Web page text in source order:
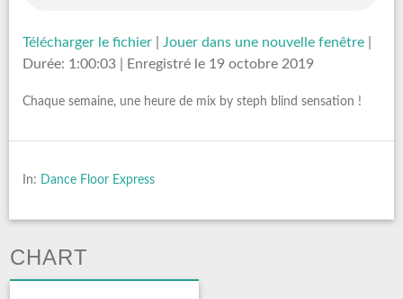
Télécharger le fichier Jouer dans une nouvelle fenêtre
Durée: 1:00:03
Enregistré le 19 octobre 2019
Chaque semaine, une heure de mix by steph blind sensation !
In: Dance Floor Express
CHART